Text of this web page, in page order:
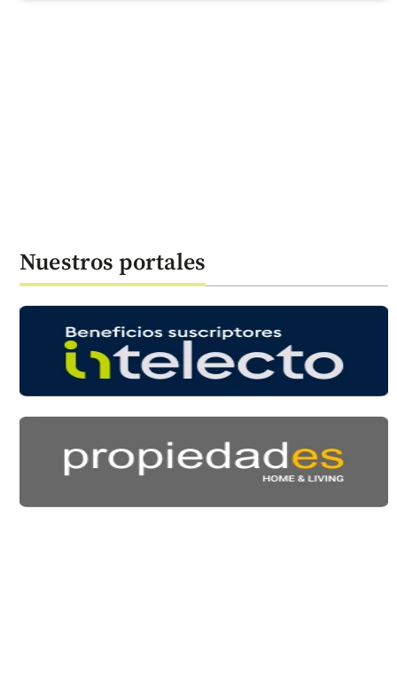
Nuestros portales